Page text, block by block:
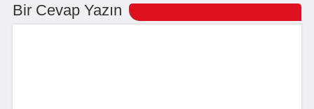
Bir Cevap Yazın